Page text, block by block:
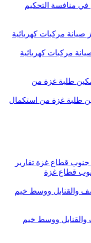
في منافسة التحكيم
مركبات كهربائية
طلبة غزة من استكمال
تقارير
ووسط خيم